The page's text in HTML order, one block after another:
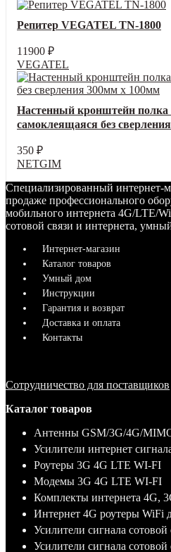
Репитер VEGATEL TN-1800
11900 ₽
VEGATEL
Настенный кронштейн полка
самоклеящаяся без
350 ₽
NETGIM
Специализированный интернет-
продаже профессионального
мобильного интернета 4G/LTE/
сотовой связи и интернета,
Интернет-магазин
Каталог товаров
Умный дом
Инструкции
Гарантия и возврат
Доставка и оплата
Контакты
Сотрудничество для поставщиков
Каталог товаров
Антенны GSM/3G/4G/
Усилители интернет
Роутеры 3G 4G LTE WI-FI
Модемы 3G 4G LTE WI-FI
Комплекты интернета 4G,
Интернет 4G роутеры WiFi
Усилители сигнала
Усилители сигнала сотовой